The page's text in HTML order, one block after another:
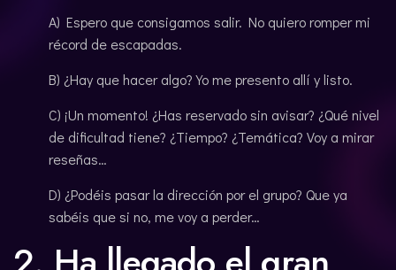
A) Espero que consigamos salir. No quiero romper mi
récord de escapadas.
B) ¿Hay que hacer algo? Yo me presento allí y listo.
C) ¡Un momento! ¿Has reservado sin avisar? ¿Qué nivel
de dificultad tiene? ¿Tiempo? ¿Temática? Voy a mirar
reseñas…
D) ¿Podéis pasar la dirección por el grupo? Que ya
sabéis que si no, me voy a perder…